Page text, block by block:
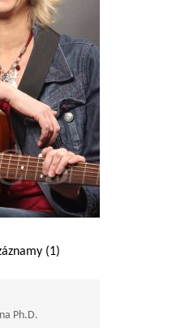
(1)
Ph.D.